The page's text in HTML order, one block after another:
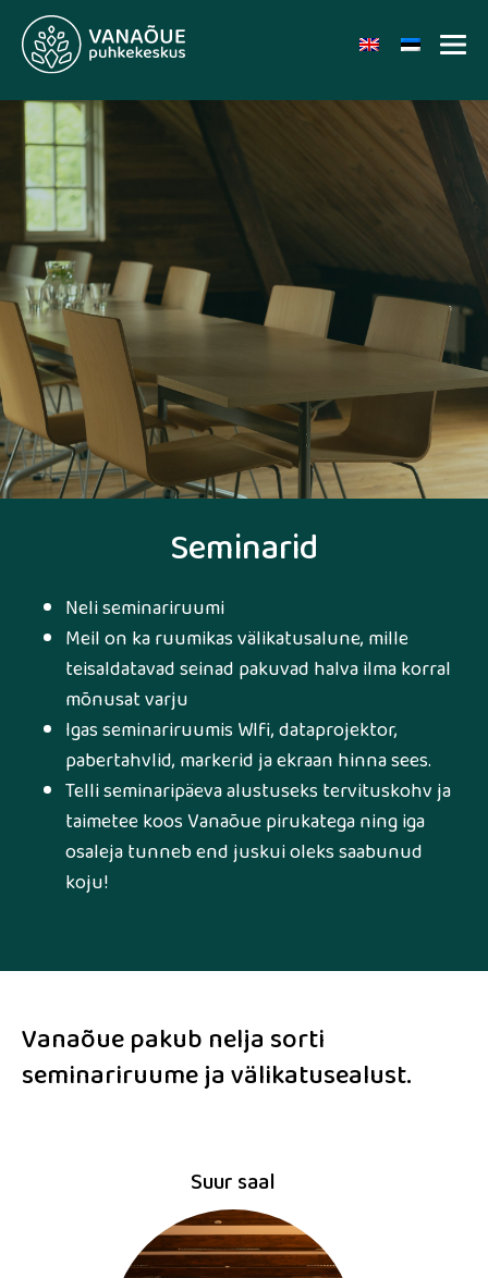
Seminarid
Neli seminariruumi
Meil on ka ruumikas välikatusalune, mille
teisaldatavad seinad pakuvad halva ilma korral
mõnusat varju
Igas seminariruumis WIfi, dataprojektor,
pabertahvlid, markerid ja ekraan hinna sees.
Telli seminaripäeva alustuseks tervituskohv ja
taimetee koos Vanaõue pirukatega ning iga
osaleja tunneb end juskui oleks saabunud
koju!
Vanaõue pakub nelja sorti
seminariruume ja välikatusealust.
Suur saal